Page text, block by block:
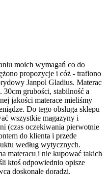
moich wymagań co do
propozycje i cóż - trafiono
Janpol Gladius. Materac
30cm grubości, stabilność a
jakości materace mieliśmy
Do tego obsługa sklepu
wszystkie magazyny i
(czas oczekiwania pierwotnie
do klienta i przede
według wytycznych.
materacu i nie kupować takich
ktoś odpowiednio opisze
doskonale doradzi.